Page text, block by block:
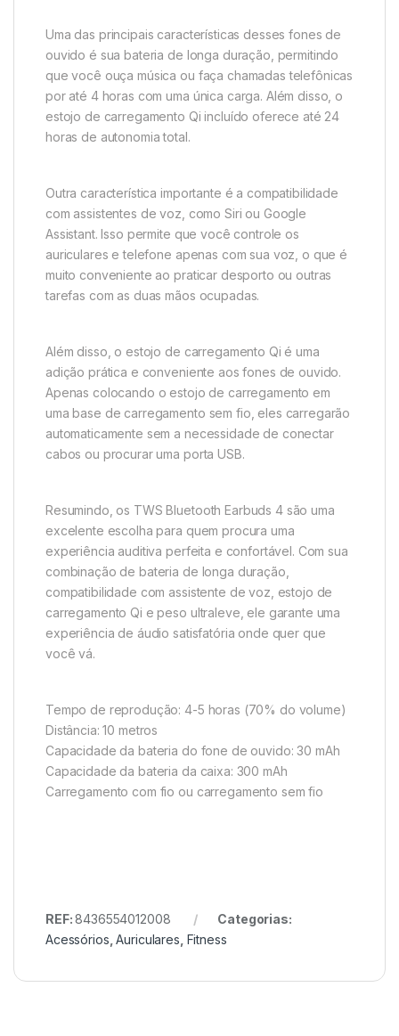
Uma das principais características desses fones de
ouvido é sua bateria de longa duração, permitindo
que você ouça música ou faça chamadas telefônicas
por até 4 horas com uma única carga. Além disso, o
estojo de carregamento Qi incluído oferece até 24
horas de autonomia total.
Outra característica importante é a compatibilidade
com assistentes de voz, como Siri ou Google
Assistant. Isso permite que você controle os
auriculares e telefone apenas com sua voz, o que é
muito conveniente ao praticar desporto ou outras
tarefas com as duas mãos ocupadas.
Além disso, o estojo de carregamento Qi é uma
adição prática e conveniente aos fones de ouvido.
Apenas colocando o estojo de carregamento em
uma base de carregamento sem fio, eles carregarão
automaticamente sem a necessidade de conectar
cabos ou procurar uma porta USB.
Resumindo, os TWS Bluetooth Earbuds 4 são uma
excelente escolha para quem procura uma
experiência auditiva perfeita e confortável. Com sua
combinação de bateria de longa duração,
compatibilidade com assistente de voz, estojo de
carregamento Qi e peso ultraleve, ele garante uma
experiência de áudio satisfatória onde quer que
você vá.
Tempo de reprodução: 4-5 horas (70% do volume)
Distância: 10 metros
Capacidade da bateria do fone de ouvido: 30 mAh
Capacidade da bateria da caixa: 300 mAh
Carregamento com fio ou carregamento sem fio
REF:8436554012008
Categorias:
Acessórios ,Auriculares Fitness